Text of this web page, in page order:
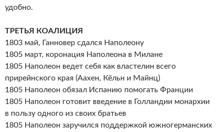
удобно.
ТРЕТЬЯ КОАЛИЦИЯ
1803 май, Ганновер сдался Наполеону
1805 март, коронация Наполеона в Милане
1805 Наполеон ведет себя как властелин всего
прирейнского края (Аахен, Кёльн и Майнц)
1805 Наполеон обязал Испанию помогать Франции
1805 Наполеон готовит введение в Голландии монархии
в пользу одного из своих братьев
1805 Наполеон заручился поддержкой южногерманских